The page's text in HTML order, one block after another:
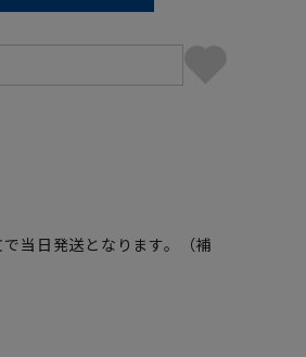
当日発送となります。（補